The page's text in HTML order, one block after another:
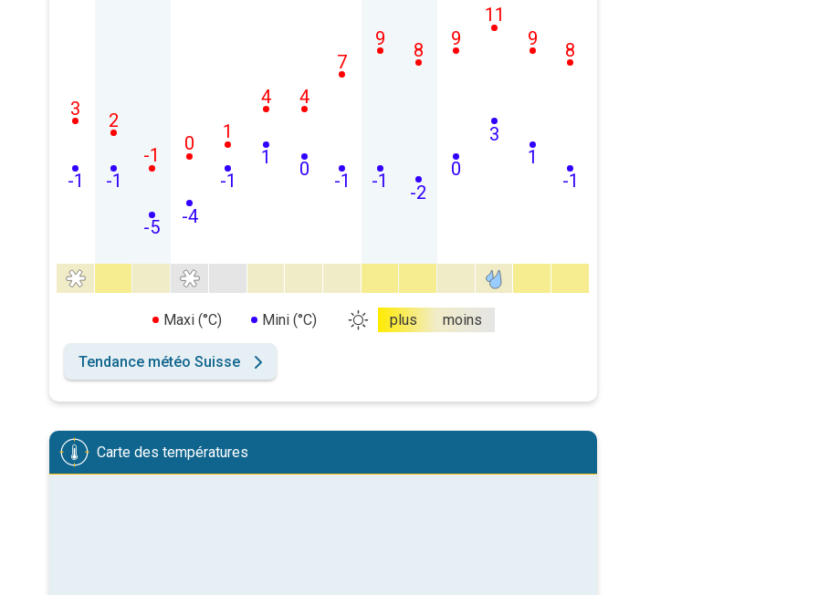
-1
3
-1
2
-5
-1
-4
0
-1
1
1
4
0
4
-1
7
-1
9
-2
8
0
9
3
11
1
9
-1
8
Maxi (°C) Mini (°C) plus moins
Tendance météo Suisse
Carte des températures